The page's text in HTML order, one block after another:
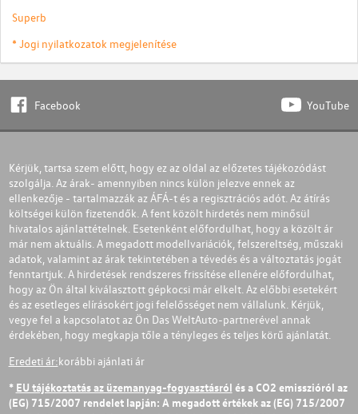
Superb
* Jogi nyilatkozatok megjelenítése
Facebook YouTube
Kérjük, tartsa szem előtt, hogy ez az oldal az előzetes tájékozódást
szolgálja. Az árak- amennyiben nincs külön jelezve ennek az
ellenkezője - tartalmazzák az ÁFÁ-t és a regisztrációs adót. Az átírás
költségei külön fizetendők. A fent közölt hirdetés nem minősül
hivatalos ajánlattételnek. Esetenként előfordulhat, hogy a közölt ár
már nem aktuális. A megadott modellvariációk, felszereltség, műszaki
adatok, valamint az árak tekintetében a tévedés és a változtatás jogát
fenntartjuk. A hirdetések rendszeres frissítése ellenére előfordulhat,
hogy az Ön által kiválasztott gépkocsi már elkelt. Az előbbi esetekért
és az esetleges elírásokért jogi felelősséget nem vállalunk. Kérjük,
vegye fel a kapcsolatot az Ön Das WeltAuto-partnerével annak
érdekében, hogy megkapja tőle a tényleges és teljes körű ajánlatát.
Eredeti ár:korábbi ajánlati ár
* EU tájékoztatás az üzemanyag-fogyasztásról és a CO2 emisszióról az
(EG) 715/2007 rendelet lapján: A megadott értékek az (EG) 715/2007